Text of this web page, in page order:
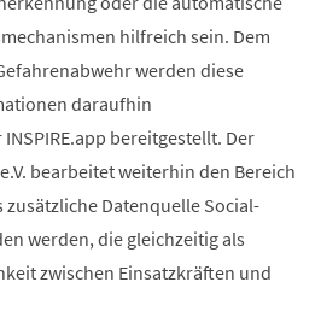
hilfreich sein. Dem
werden diese
daraufhin
bereitgestellt. Der
bearbeitet weiterhin den Bereich
zusätzliche Datenquelle Social-
werden, die gleichzeitig als
zwischen Einsatzkräften und